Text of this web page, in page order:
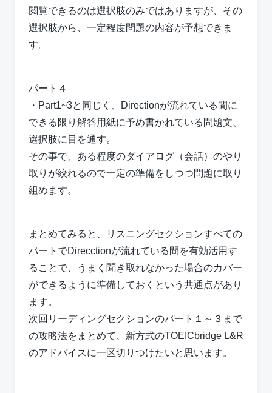
閲覧できるのは選択肢のみではありますが、その
選択肢から、一定程度問題の内容が予想できま
す。
パート４
・Part1~3と同じく、Directionが流れている間に
できる限り解答用紙に予め書かれている問題文、
選択肢に目を通す。
その事で、ある程度のダイアログ（会話）のやり
取りが絞れるので一定の準備をしつつ問題に取り
組めます。
まとめてみると、 リスニングセクションすべての
パートでDirecctionが流れている間を有効活用す
ることで、うまく聞き取れなかった場合のカバー
ができるように準備しておくという共通点があり
ます。
次回リーディングセクションのパート１～３まで
の攻略法をまとめて、新方式のTOEICbridge L&R
のアドバイスに一区切りつけたいと思います。